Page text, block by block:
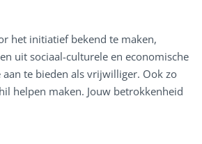
het initiatief bekend te maken,
uit sociaal-culturele en economische
te bieden als vrijwilliger. Ook zo
helpen maken. Jouw betrokkenheid